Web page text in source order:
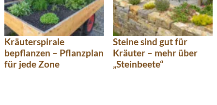
Kräuterspirale
bepflanzen – Pflanzplan
für jede Zone
Steine sind gut für
Kräuter – mehr über
„Steinbeete“